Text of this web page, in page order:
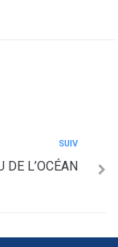
SUIV
DE L’OCÉAN